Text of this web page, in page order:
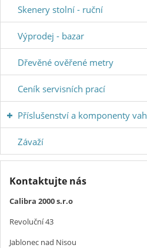
Skenery stolní - ruční
Výprodej - bazar
Dřevěné ověřené metry
Ceník servisních prací
Příslušenství a komponenty vah
Závaží
Kontaktujte nás
Calibra 2000 s.r.o
Revoluční 43
Jablonec nad Nisou